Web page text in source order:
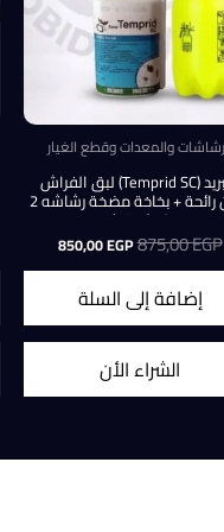
والمعدات وقطع الغيار
تمبريد (Temprid SC) لبق الفراش
بدون رائحة + بخاخة مضخة رشاشه 2
لتر (عرض)
875,00EGP السعر
الأصلي
هو:
875,00 EGP.
850,00EGP السعر
هو:
إضافة إلى السلة
الشراء الأن